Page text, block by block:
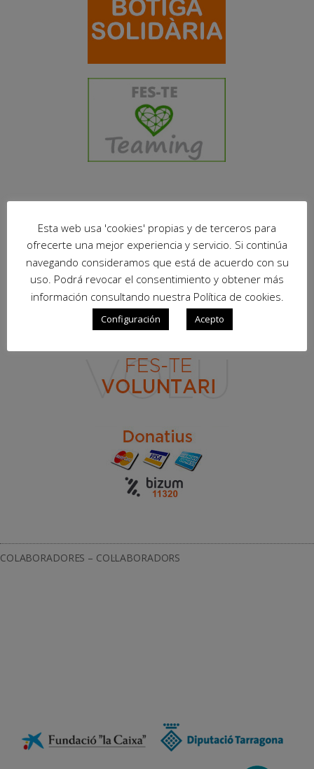
COLABORADORES – COL·LABORADORS
Esta web usa 'cookies' propias y de terceros para
ofrecerte una mejor experiencia y servicio. Si continúa
navegando consideramos que está de acuerdo con su
uso. Podrá revocar el consentimiento y obtener más
información consultando nuestra Política de cookies.
Configuración Acepto